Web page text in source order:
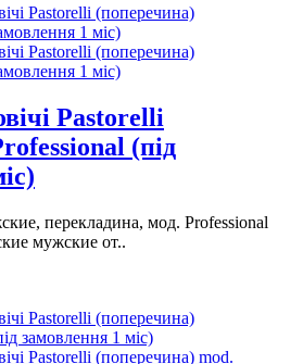
Pastorelli
(під
перекладина, мод. Professional
мужские от..